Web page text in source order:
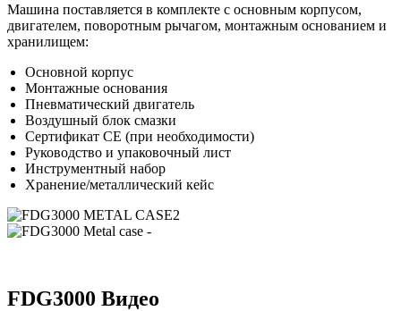
Машина поставляется в комплекте с основным корпусом,
двигателем, поворотным рычагом, монтажным основанием и
хранилищем:
Основной корпус
Монтажные основания
Пневматический двигатель
Воздушный блок смазки
Сертификат CE (при необходимости)
Руководство и упаковочный лист
Инструментный набор
Хранение/металлический кейс
FDG3000 Видео